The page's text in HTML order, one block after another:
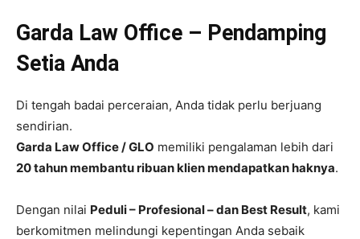
Garda Law Office – Pendamping
Setia Anda
Di tengah badai perceraian, Anda tidak perlu berjuang
sendirian.
Garda Law Office / GLO memiliki pengalaman lebih dari
20 tahun membantu ribuan klien mendapatkan haknya.
Dengan nilai Peduli – Profesional – dan Best Result, kami
berkomitmen melindungi kepentingan Anda sebaik